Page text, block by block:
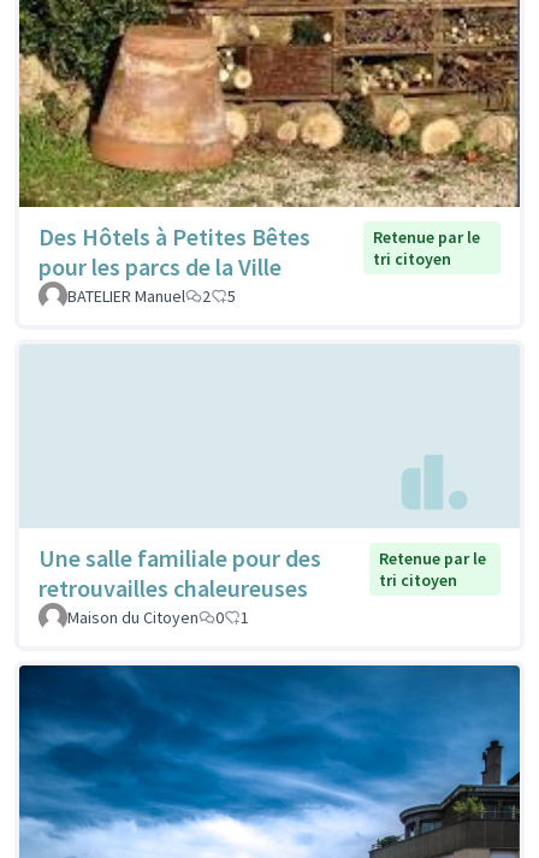
Des Hôtels à Petites Bêtes
pour les parcs de la Ville
Retenue par le
tri citoyen
BATELIER Manuel
2 5
Une salle familiale pour des
retrouvailles chaleureuses
Retenue par le
tri citoyen
Maison du Citoyen
0 1